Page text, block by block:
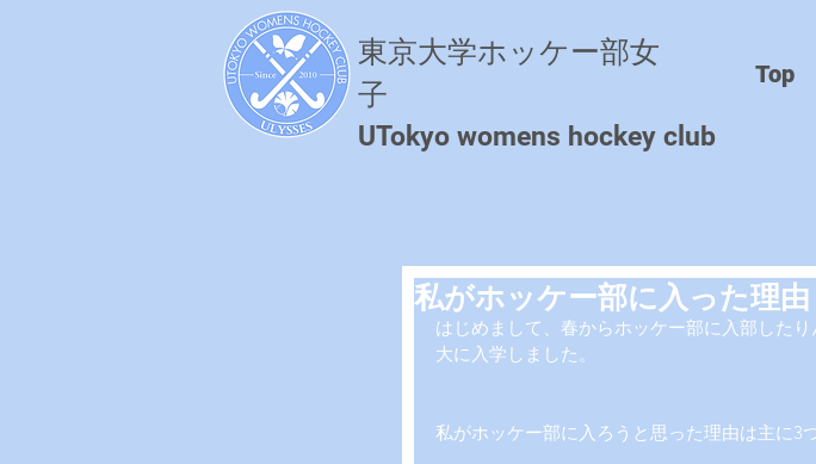
東京大学ホッケー部女
子
​UTokyo womens hockey club
Top
私がホッケー部に入った理由
はじめまして、春からホッケー部に入部した
大に入学しました。
私がホッケー部に入ろうと思った理由は主に3